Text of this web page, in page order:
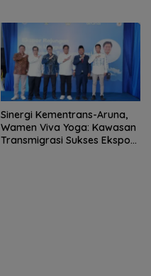
Sinergi Kementrans-Aruna,
Wamen Viva Yoga: Kawasan
Transmigrasi Sukses Ekspor